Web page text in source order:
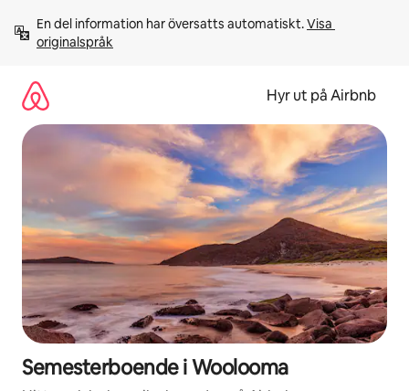
innehåll
En del information har översatts automatiskt. Visa
originalspråk
Hyr ut på Airbnb
Semesterboende i Woolooma